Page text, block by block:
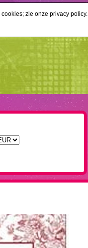
zie onze privacy policy.